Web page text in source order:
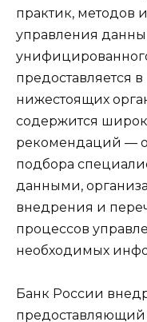
практик, методов
управления
предоставляется
нижестоящих
содержится
рекомендаций —
подбора
данными,
внедрения и
процессов
необходимых
Банк России
предоставляющий